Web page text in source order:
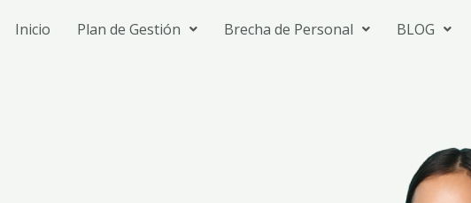
Inicio Plan de Gestión Brecha de Personal BLOG